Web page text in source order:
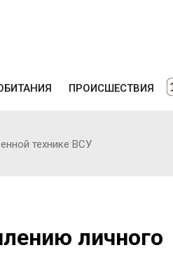
ПРОИСШЕСТВИЯ
технике ВСУ
личного